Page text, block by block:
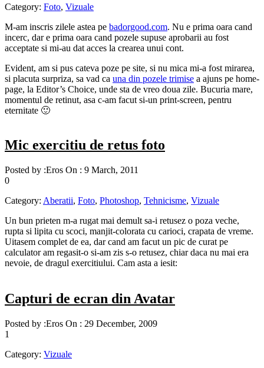
Category: Foto, Vizuale
M-am inscris zilele astea pe badorgood.com. Nu e prima oara cand
incerc, dar e prima oara cand pozele supuse aprobarii au fost
acceptate si mi-au dat acces la crearea unui cont.
Evident, am si pus cateva poze pe site, si nu mica mi-a fost mirarea,
si placuta surpriza, sa vad ca una din pozele trimise a ajuns pe home-
page, la Editor’s Choice, unde sta de vreo doua zile. Bucuria mare,
momentul de retinut, asa c-am facut si-un print-screen, pentru
eternitate 🙂
Mic exercitiu de retus foto
Posted by :Eros On : 9 March, 2011
0
Category: Aberatii, Foto, Photoshop, Tehnicisme, Vizuale
Un bun prieten m-a rugat mai demult sa-i retusez o poza veche,
rupta si lipita cu scoci, manjit-colorata cu carioci, crapata de vreme.
Uitasem complet de ea, dar cand am facut un pic de curat pe
calculator am regasit-o si-am zis s-o retusez, chiar daca nu mai era
nevoie, de dragul exercitiului. Cam asta a iesit:
Capturi de ecran din Avatar
Posted by :Eros On : 29 December, 2009
1
Category: Vizuale